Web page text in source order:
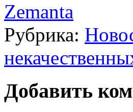
Zemanta
Рубрика:
Добавить